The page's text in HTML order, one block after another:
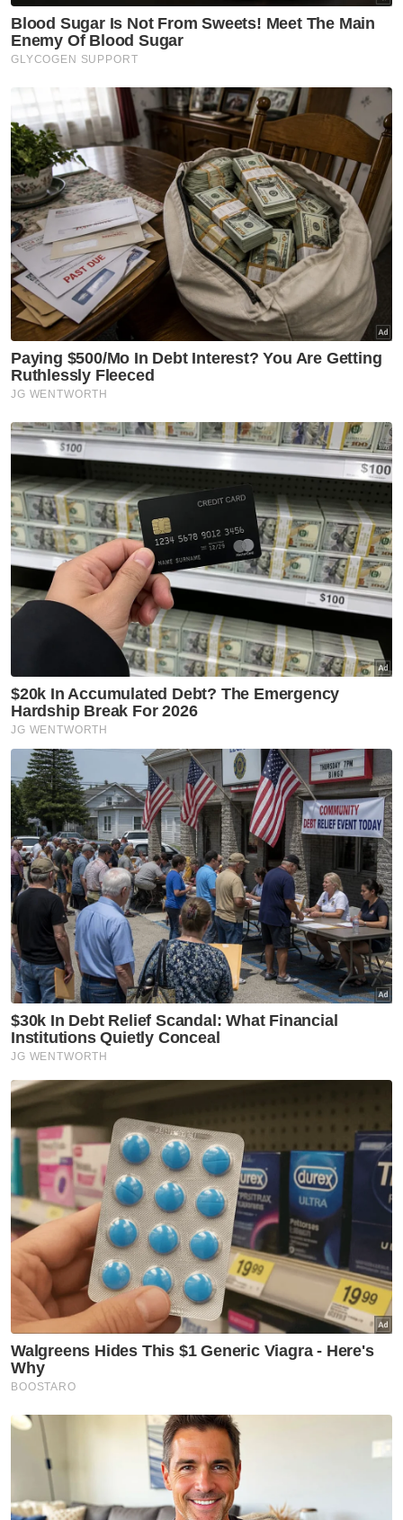
BISNES
J&T Express sasar pasang 20
stesen LRT
BISNES
Bank Rakyat umum cadangan
pengambilalihan Takaful
IKHLAS
BISNES
Sentimen meningkat, ringgit
mengukuh berbanding dolar
AS